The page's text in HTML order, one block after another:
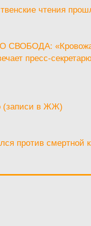
чтения
пресс-
(записи в ЖЖ)
против смертной